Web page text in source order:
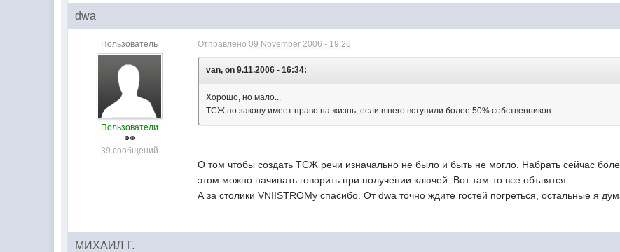
dwa
Пользователь
Пользователи
39 сообщений
Отправлено09 November 2006 - 19:26
van, on 9.11.2006 - 16:34:
Хорошо, но мало...
ТСЖ по закону имеет право на жизнь, если в него вступили более 50% собственников.
О том чтобы создать ТСЖ речи изначально не было и быть не могло. Набрать сейчас
этом можно начинать говорить при получении ключей. Вот там-то все объвятся.
А за столики VNIISTROMу спасибо. От dwa точно ждите гостей погреться, остальные я
МИХАИЛ Г.